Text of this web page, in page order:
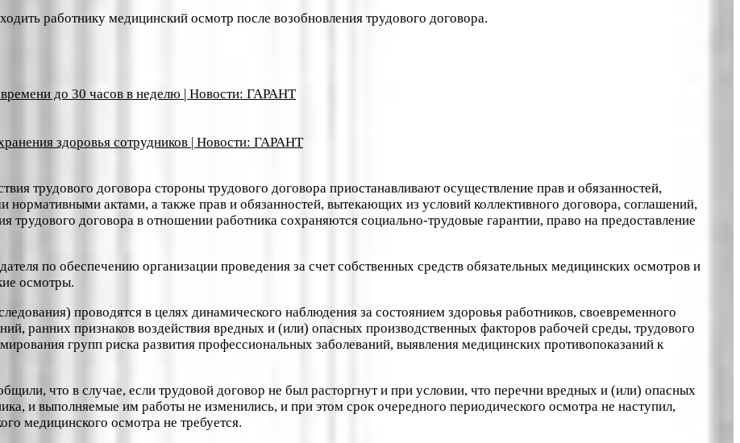
работнику медицинский осмотр после возобновления трудового договора.
до 30 часов в неделю | Новости: ГАРАНТ
здоровья сотрудников | Новости: ГАРАНТ
трудового договора стороны трудового договора приостанавливают осуществление прав и обязанностей,
нормативными актами, а также прав и обязанностей, вытекающих из условий коллективного договора, соглашений,
трудового договора в отношении работника сохраняются социально-трудовые гарантии, право на предоставление
по обеспечению организации проведения за счет собственных средств обязательных медицинских осмотров и
осмотры.
проводятся в целях динамического наблюдения за состоянием здоровья работников, своевременного
ранних признаков воздействия вредных и (или) опасных производственных факторов рабочей среды, трудового
групп риска развития профессиональных заболеваний, выявления медицинских противопоказаний к
что в случае, если трудовой договор не был расторгнут и при условии, что перечни вредных и (или) опасных
и выполняемые им работы не изменились, и при этом срок очередного периодического осмотра не наступил,
медицинского осмотра не требуется.